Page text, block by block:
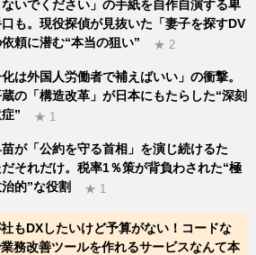
ないでください」の手紙を自作自演する卑
も。現役探偵が見抜いた「妻子を探すDV
頼に潜む“本当の狙い”
★ 2
化は外国人労働者で補えばいい」の衝撃。
の「構造改革」が日本にもたらした“深刻
”
★ 1
が「公約を守る首相」を演じ続けるた
それだけ。税率1％策が背負わされた“極
的”な役割
★ 1
もDXしたいけど予算がない！コードな
業務改善ツールを作れるサービスなんて本